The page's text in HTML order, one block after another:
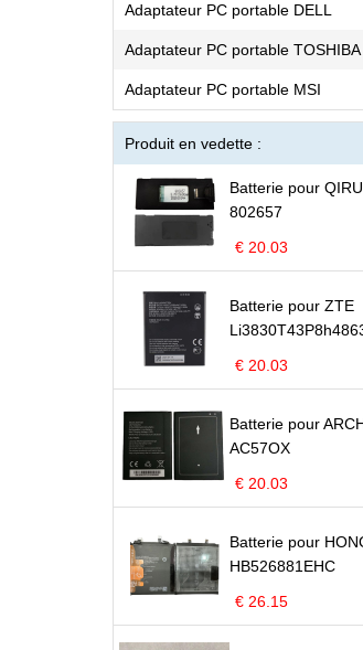
Adaptateur PC portable DELL
Adaptateur PC portable TOSHIBA
Adaptateur PC portable MSI
Produit en vedette :
Batterie pour QIRU
802657
€ 20.03
Batterie pour ZTE
€ 20.03
Batterie pour
AC57OX
€ 20.03
Batterie pour
HB526881EHC
€ 26.15